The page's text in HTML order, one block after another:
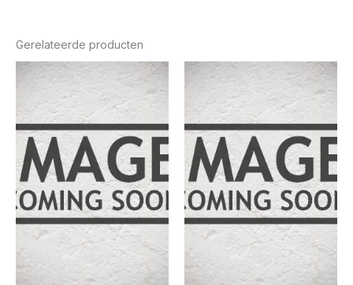
Gerelateerde producten